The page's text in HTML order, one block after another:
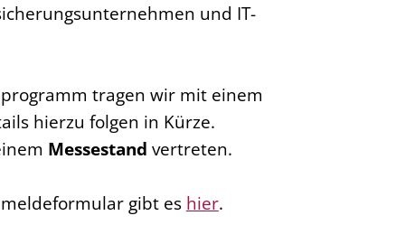
und IT-
tragen wir mit einem
hierzu folgen in Kürze.
Messestand vertreten.
gibt es hier.